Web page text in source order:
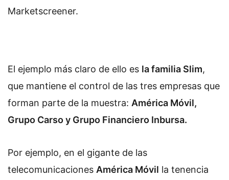
Marketscreener.
El ejemplo más claro de ello es la familia Slim,
que mantiene el control de las tres empresas que
forman parte de la muestra: América Móvil,
Grupo Carso y Grupo Financiero Inbursa.
Por ejemplo, en el gigante de las
telecomunicaciones América Móvil la tenencia